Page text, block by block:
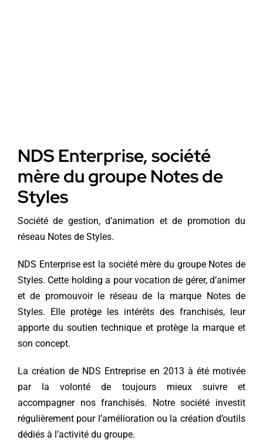
NDS Enterprise, société
mère du groupe Notes de
Styles
Société de gestion, d’animation et de promotion du
réseau Notes de Styles.
NDS Enterprise est la société mère du groupe Notes de
Styles. Cette holding a pour vocation de gérer, d’animer
et de promouvoir le réseau de la marque Notes de
Styles. Elle protège les intérêts des franchisés, leur
apporte du soutien technique et protège la marque et
son concept.
La création de NDS Entreprise en 2013 à été motivée
par la volonté de toujours mieux suivre et
accompagner nos franchisés. Notre société investit
régulièrement pour l’amélioration ou la création d’outils
dédiés à l’activité du groupe.